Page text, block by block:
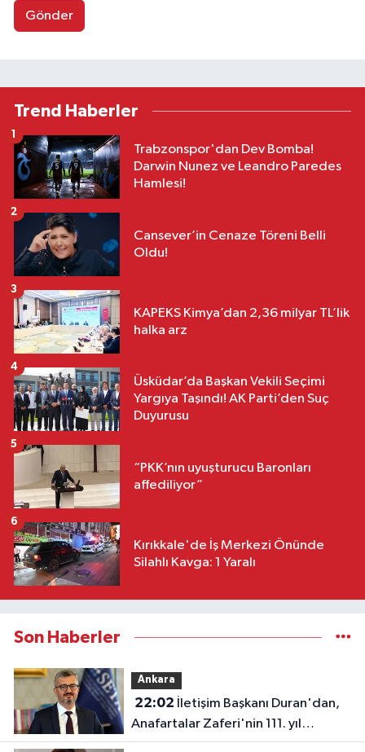
Gönder
Trend Haberler
Trabzonspor'dan Dev Bomba!
Darwin Nunez ve Leandro Paredes
Hamlesi!
1
Cansever’in Cenaze Töreni Belli
Oldu!
2
KAPEKS Kimya’dan 2,36 milyar TL’lik
halka arz
3
Üsküdar’da Başkan Vekili Seçimi
Yargıya Taşındı! AK Parti’den Suç
Duyurusu
4
“PKK’nın uyuşturucu Baronları
affediliyor”
5
Kırıkkale'de İş Merkezi Önünde
Silahlı Kavga: 1 Yaralı
6
Son Haberler
Ankara
22:02
Anafartalar Zaferi'nin 111. yıl
dönümü paylaşımı!